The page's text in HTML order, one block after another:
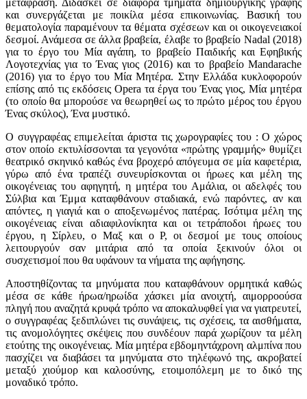
μετάφραση. Διδάσκει σε διάφορα τμήματα δημιουργικής γραφής
και συνεργάζεται με ποικίλα μέσα επικοινωνίας. Βασική του
θεματολογία παραμένουν τα θέματα σχέσεων και οι οικογενειακοί
δεσμοί. Ανάμεσα σε άλλα βραβεία, έλαβε το βραβείο Nadal (2018)
για το έργο του Μία αγάπη, το βραβείο Παιδικής και Εφηβικής
Λογοτεχνίας για το Ένας γιος (2016) και το βραβείο Mandarache
(2016) για το έργο του Μία Μητέρα. Στην Ελλάδα κυκλοφορούν
επίσης από τις εκδόσεις Opera τα έργα του Ένας γιος, Μία μητέρα
(το οποίο θα μπορούσε να θεωρηθεί ως το πρώτο μέρος του έργου
Ένας σκύλος), Ένα μυστικό.
Ο συγγραφέας επιμελείται άριστα τις χωρογραφίες του : Ο χώρος
στον οποίο εκτυλίσσονται τα γεγονότα «πρώτης γραμμής» θυμίζει
θεατρικό σκηνικό καθώς ένα βροχερό απόγευμα σε μία καφετέρια,
γύρω από ένα τραπέζι συνευρίσκονται οι ήρωες και μέλη της
οικογένειας του αφηγητή, η μητέρα του Αμάλια, οι αδελφές του
Σύλβια και Έμμα καταφθάνουν σταδιακά, ενώ παρόντες, αν και
απόντες, η γιαγιά και ο αποξενωμένος πατέρας. Ισότιμα μέλη της
οικογένειας είναι αδιαφιλονίκητα και οι τετράποδοι ήρωες του
έργου, η Σίρλευ, ο Μαξ και ο Ρ, οι δεσμοί με τους οποίους
λειτουργούν σαν μιτάρια από τα οποία ξεκινούν όλοι οι
συσχετισμοί που θα υφάνουν τα νήματα της αφήγησης.
Αποστηθίζοντας τα μηνύματα που καταφθάνουν ορμητικά καθώς
μέσα σε κάθε ήρωα/ηρωίδα χάσκει μία ανοιχτή, αιμορροούσα
πληγή που αναζητά κρυφά τρόπο να αποκαλυφθεί για να γιατρευτεί,
ο συγγραφέας ξεδιπλώνει τις συνάψεις, τις σχέσεις, τα αισθήματα,
τις ανομολόγητες σκέψεις που συνδέουν παρά χωρίζουν τα μέλη
ετούτης της οικογένειας. Μία μητέρα εβδομηντάχρονη αλμπίνα που
πασχίζει να διαβάσει τα μηνύματα στο τηλέφωνό της, ακροβατεί
μεταξύ χιούμορ και καλοσύνης, ετοιμοπόλεμη με το δικό της
μοναδικό τρόπο.